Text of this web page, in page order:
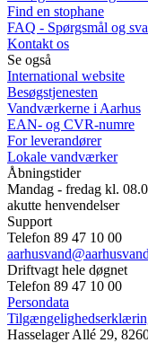
Find en stophane
FAQ - Spørgsmål og
Kontakt os
Se også
International website
Besøgstjenesten
Vandværkerne i Aarhus
EAN- og CVR-numre
For leverandører
Lokale vandværker
Åbningstider
Mandag - fredag kl.
akutte henvendelser
Support
Telefon 89 47 10 00
Driftvagt hele døgnet
Telefon 89 47 10 00
Persondata
Hasselager Allé 29,